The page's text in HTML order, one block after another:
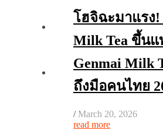
โฮจิฉะมาแรง!
Milk Tea ขึ้น
Genmai Milk
ถึงมือคนไทย
/ March 20, 2026
read more